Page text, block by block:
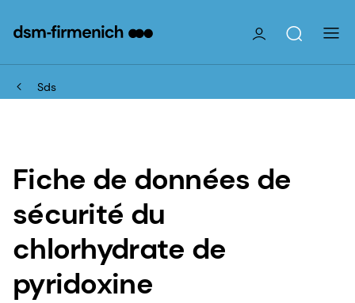
Sds
Fiche de données de
sécurité du
chlorhydrate de
pyridoxine